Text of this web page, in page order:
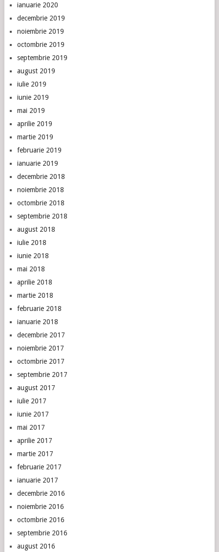
ianuarie 2020
decembrie 2019
noiembrie 2019
octombrie 2019
septembrie 2019
august 2019
iulie 2019
iunie 2019
mai 2019
aprilie 2019
martie 2019
februarie 2019
ianuarie 2019
decembrie 2018
noiembrie 2018
octombrie 2018
septembrie 2018
august 2018
iulie 2018
iunie 2018
mai 2018
aprilie 2018
martie 2018
februarie 2018
ianuarie 2018
decembrie 2017
noiembrie 2017
octombrie 2017
septembrie 2017
august 2017
iulie 2017
iunie 2017
mai 2017
aprilie 2017
martie 2017
februarie 2017
ianuarie 2017
decembrie 2016
noiembrie 2016
octombrie 2016
septembrie 2016
august 2016